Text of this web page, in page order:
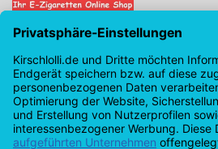
Kirschlolli.de - Ihr E-
Kirchplatz 7, 96114 Hirschaid
0171 - 6124207
info@kirschlolli.de
USt-IdNr.: DE321609131